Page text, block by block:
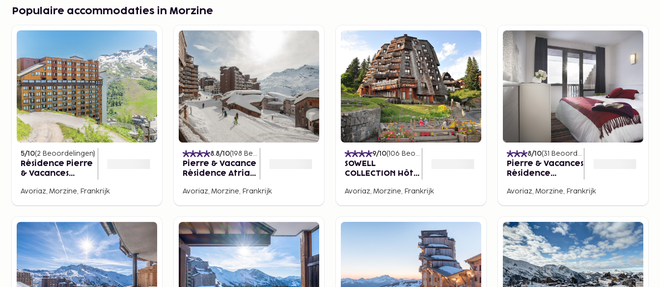
Populaire accommodaties in Morzine
5/10(2 Beoordelingen)
Résidence Pierre
& Vacances
Avoriaz, Morzine, Frankrijk
8.8/10(198 Beoordelingen
Pierre & Vacance
Résidence Atria
Avoriaz, Morzine, Frankrijk
9/10(106 Beoordelingen
SOWELL
COLLECTION Hôtel
Avoriaz, Morzine, Frankrijk
8/10(31 Beoordelingen
Pierre & Vacances
Résidence
Avoriaz, Morzine, Frankrijk